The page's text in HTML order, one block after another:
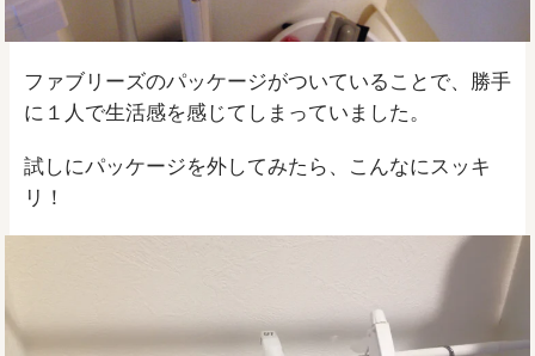
ファブリーズのパッケージがついていることで、勝手
に１人で生活感を感じてしまっていました。
試しにパッケージを外してみたら、こんなにスッキ
リ！